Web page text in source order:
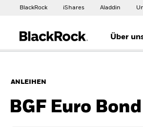
BlackRock iShares Aladdin
Über
ANLEIHEN
BGF Euro